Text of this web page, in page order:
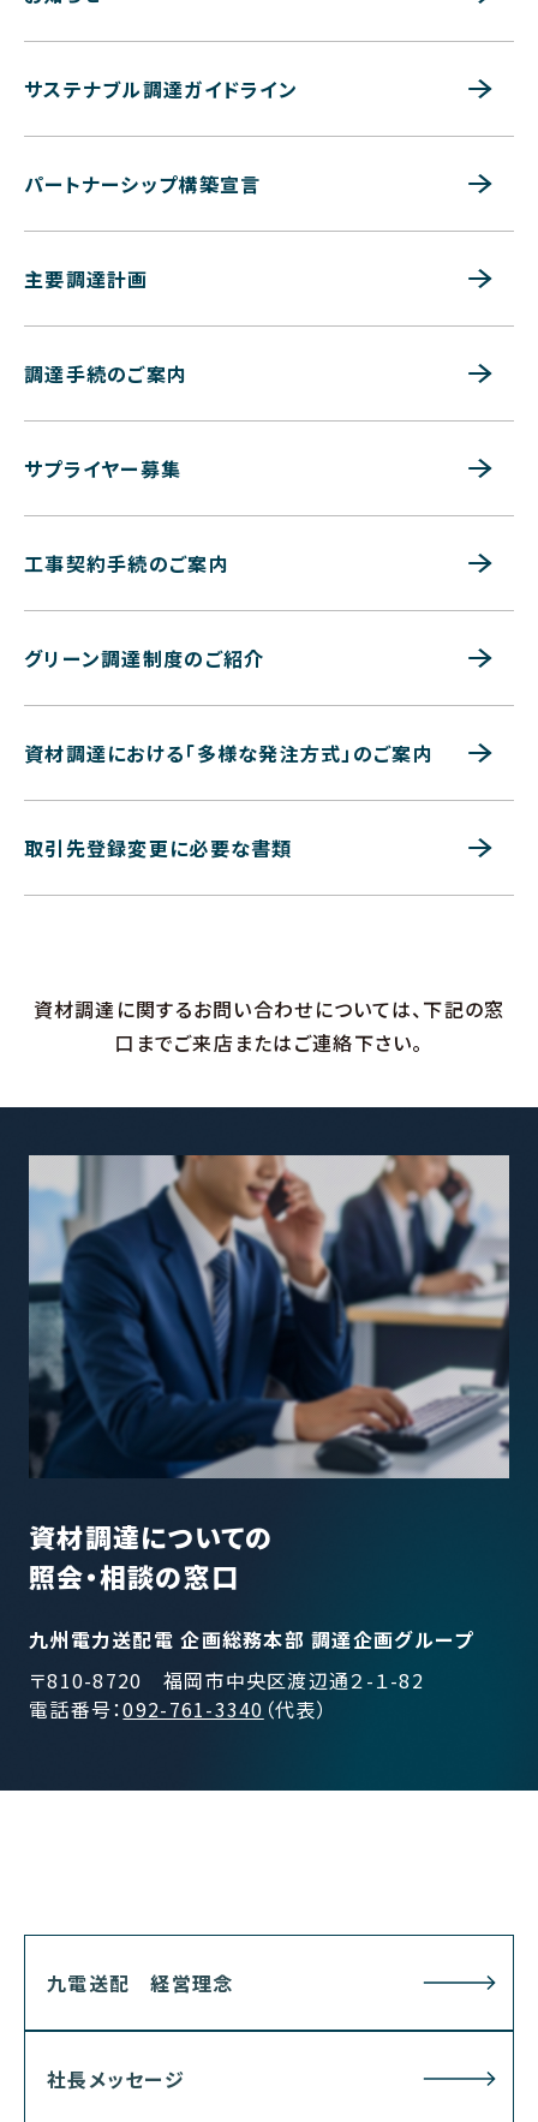
サステナブル調達ガイドライン
パートナーシップ構築宣言
主要調達計画
調達手続のご案内
サプライヤー募集
工事契約手続のご案内
グリーン調達制度のご紹介
資材調達における「多様な発注方式」のご案内
取引先登録変更に必要な書類
資材調達に関するお問い合わせについては、下記の窓
口までご来店またはご連絡下さい。
資材調達についての
照会・相談の窓口
九州電力送配電 企画総務本部 調達企画グループ
〒810-8720 福岡市中央区渡辺通２-１-82
電話番号：092-761-3340 （代表）
九電送配 経営理念
社長メッセージ